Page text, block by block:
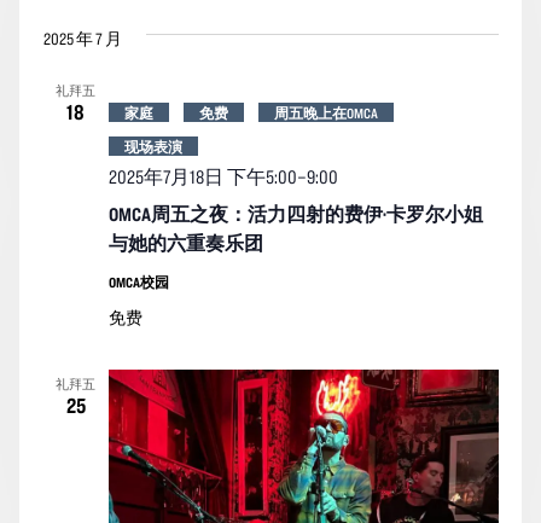
搜
导
视
择
期。
2025 年 7 月
礼拜五
18
OMCA周五之夜：活力四射的费伊·卡罗尔小姐
与她的六重奏乐团
2025年7月18日 下午5:00–9:00
家庭 免费
周五晚上在OMCA
现场表演
OMCA校园
免费
礼拜五
25